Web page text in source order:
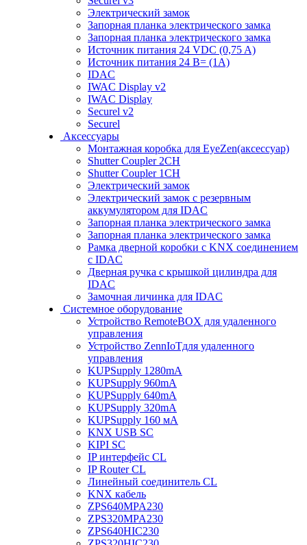
Электрический замок
Запорная планка электрического замка
Запорная планка электрического замка
Источник питания 24 VDC (0,75 A)
Источник питания 24 В= (1A)
IDAC
IWAC Display v2
IWAC Display
Securel v2
Securel
Аксессуары
Монтажная коробка для EyeZen(аксессуар)
Shutter Coupler 2CH
Shutter Coupler 1CH
Электрический замок
Электрический замок с резервным
аккумулятором для IDAC
Запорная планка электрического замка
Запорная планка электрического замка
Рамка дверной коробки с KNX соединением
с IDAC
Дверная ручка с крышкой цилиндра для
IDAC
Замочная личинка для IDAC
Системное оборудование
Устройство RemoteBOX для удаленного
управления
Устройство ZennIoTдля удаленного
управления
KUPSupply 1280mA
KUPSupply 960mA
KUPSupply 640mA
KUPSupply 320mA
KUPSupply 160 мА
KNX USB SC
KIPI SC
IP интерфейс CL
IP Router CL
Линейный соединитель CL
KNX кабель
ZPS640MPA230
ZPS320MPA230
ZPS640HIC230